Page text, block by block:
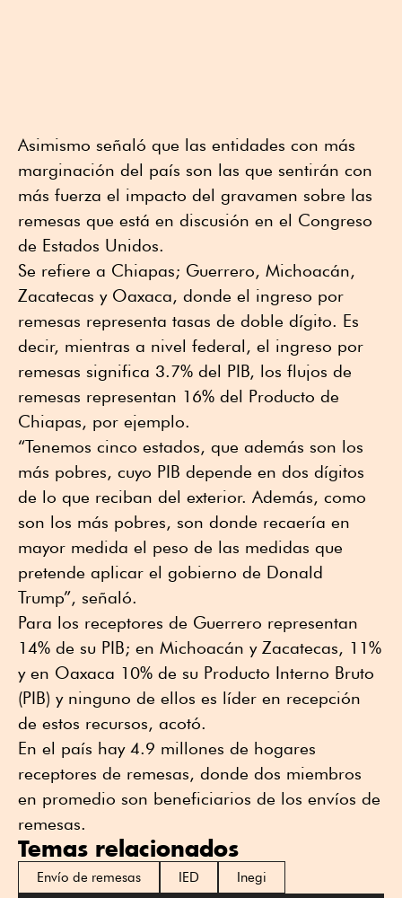
Asimismo señaló que las entidades con más
marginación del país son las que sentirán con
más fuerza el impacto del gravamen sobre las
remesas que está en discusión en el Congreso
de Estados Unidos.
Se refiere a Chiapas; Guerrero, Michoacán,
Zacatecas y Oaxaca, donde el ingreso por
remesas representa tasas de doble dígito. Es
decir, mientras a nivel federal, el ingreso por
remesas significa 3.7% del PIB, los flujos de
remesas representan 16% del Producto de
Chiapas, por ejemplo.
“Tenemos cinco estados, que además son los
más pobres, cuyo PIB depende en dos dígitos
de lo que reciban del exterior. Además, como
son los más pobres, son donde recaería en
mayor medida el peso de las medidas que
pretende aplicar el gobierno de Donald
Trump”, señaló.
Para los receptores de Guerrero representan
14% de su PIB; en Michoacán y Zacatecas, 11%
y en Oaxaca 10% de su Producto Interno Bruto
(PIB) y ninguno de ellos es líder en recepción
de estos recursos, acotó.
En el país hay 4.9 millones de hogares
receptores de remesas, donde dos miembros
en promedio son beneficiarios de los envíos de
remesas.
Temas relacionados
Envío de remesas IED Inegi